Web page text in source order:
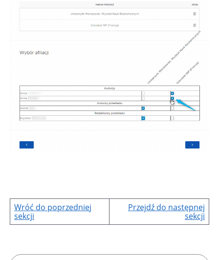
Wróć do poprzedniej
sekcji
Przejdź do następnej
sekcji